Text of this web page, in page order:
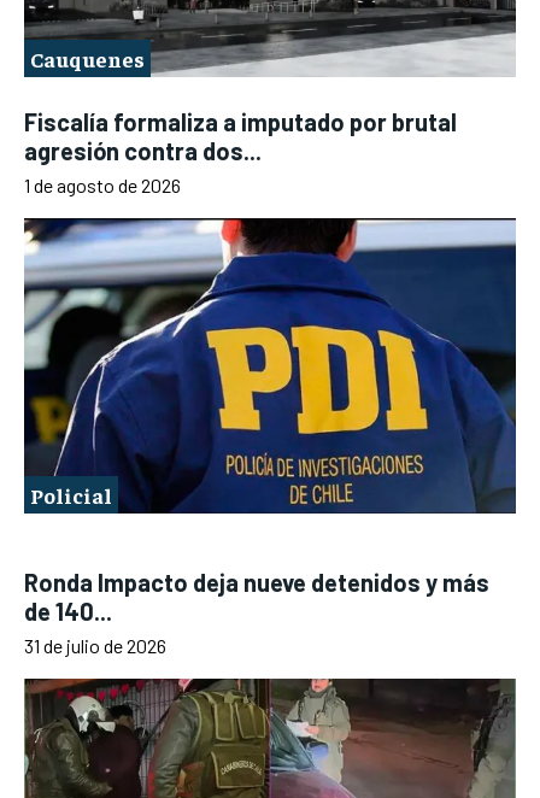
Cauquenes
Fiscalía formaliza a imputado por brutal
agresión contra dos...
1 de agosto de 2026
Policial
Ronda Impacto deja nueve detenidos y más
de 140...
31 de julio de 2026